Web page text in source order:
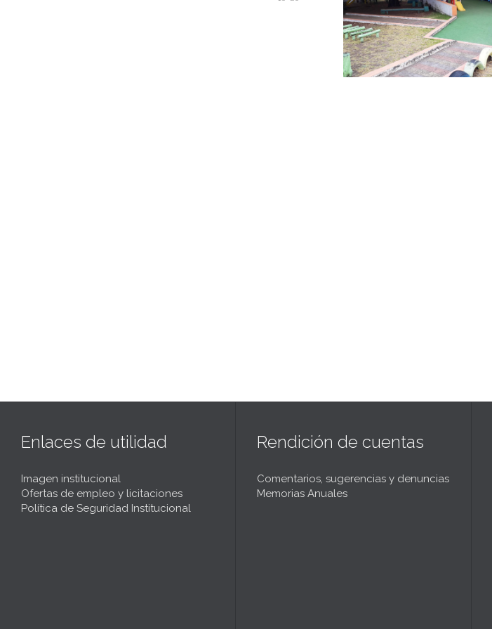
Enlaces de utilidad
Imagen institucional
Ofertas de empleo y licitaciones
Política de Seguridad Institucional
Rendición de cuentas
Comentarios, sugerencias y denuncias
Memorias Anuales